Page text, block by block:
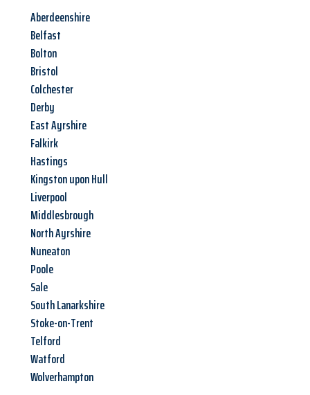
Aberdeenshire
Belfast
Bolton
Bristol
Colchester
Derby
East Ayrshire
Falkirk
Hastings
Kingston upon Hull
Liverpool
Middlesbrough
North Ayrshire
Nuneaton
Poole
Sale
South Lanarkshire
Stoke-on-Trent
Telford
Watford
Wolverhampton